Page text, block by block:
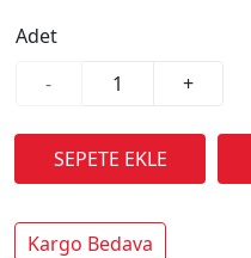
Adet
-
+
Kargo Bedava